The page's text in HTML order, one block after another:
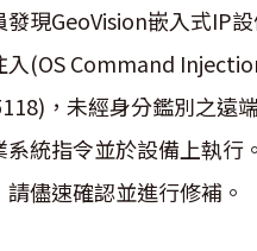
發現GeoVision嵌入式IP
入(OS Command
，未經身分鑑別之遠
系統指令並於設備上執行
請儘速確認並進行修補。